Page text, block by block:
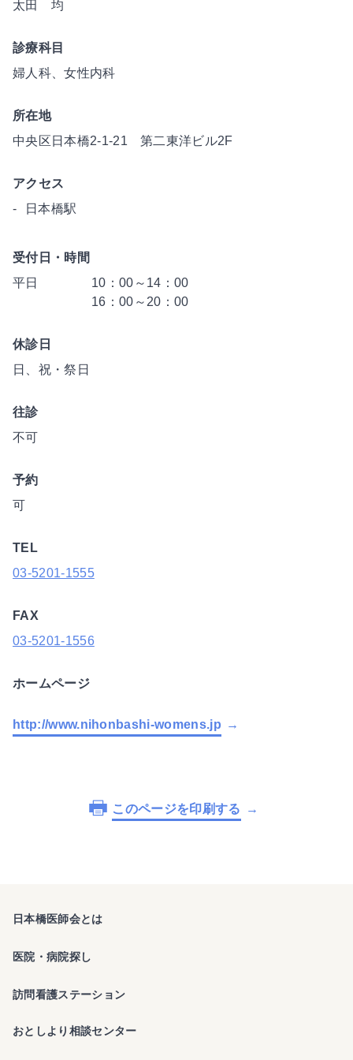
太田 均
診療科目
婦人科、女性内科
所在地
中央区日本橋2-1-21 第二東洋ビル2F
アクセス
日本橋駅
受付日・時間
平日
10：00～14：00
16：00～20：00
休診日
日、祝・祭日
往診
不可
予約
可
TEL
03-5201-1555
FAX
03-5201-1556
ホームページ
http://www.nihonbashi-womens.jp
このページを印刷する
日本橋医師会とは
医院・病院探し
訪問看護ステーション
おとしより相談センター